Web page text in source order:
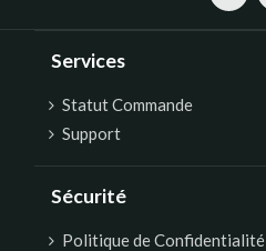
Services
Statut Commande
Support
Sécurité
Politique de Confidentialité